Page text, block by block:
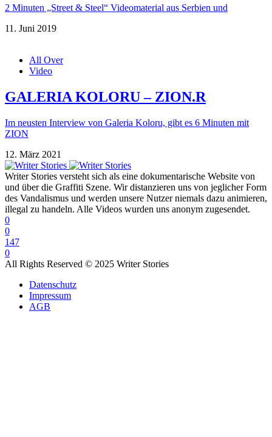
2 Minuten „Street & Steel“ Videomaterial aus Serbien und
11. Juni 2019
All Over
Video
GALERIA KOLORU – ZION.R
Im neusten Interview von Galeria Koloru, gibt es 6 Minuten mit
ZION
12. März 2021
Writer Stories versteht sich als eine dokumentarische Website von
und über die Graffiti Szene. Wir distanzieren uns von jeglicher Form
des Vandalismus und werden unsere Nutzer niemals dazu animieren,
illegal zu handeln. Alle Videos wurden uns anonym zugesendet.
0
0
147
0
All Rights Reserved © 2025 Writer Stories
Datenschutz
Impressum
AGB